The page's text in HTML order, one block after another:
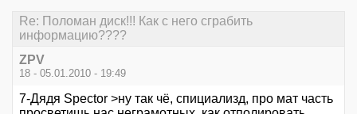
Re: Поломан диск!!! Как с него сграбить
информацию????
ZPV
18 - 05.01.2010 - 19:49
7-Дядя Speсtor >ну так чё, спициализд, про мат часть